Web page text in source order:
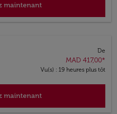
maintenant
De
MAD 417,00*
Vu(s) : 19 heures plus tôt
maintenant